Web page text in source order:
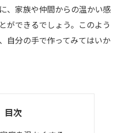
、家族や仲間からの温かい感
ができるでしょう。このよう
自分の手で作ってみてはいか
目次